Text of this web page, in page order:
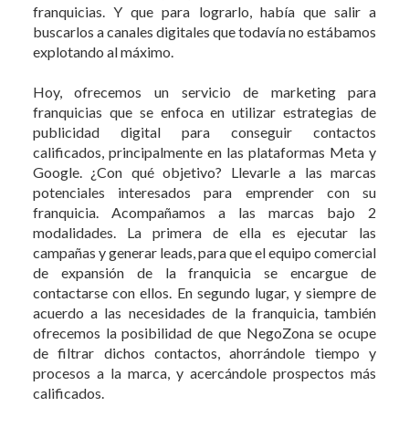
franquicias. Y que para lograrlo, había que salir a
buscarlos a canales digitales que todavía no estábamos
explotando al máximo.
Hoy, ofrecemos un servicio de marketing para
franquicias que se enfoca en utilizar estrategias de
publicidad digital para conseguir contactos
calificados, principalmente en las plataformas Meta y
Google. ¿Con qué objetivo? Llevarle a las marcas
potenciales interesados para emprender con su
franquicia. Acompañamos a las marcas bajo 2
modalidades. La primera de ella es ejecutar las
campañas y generar leads, para que el equipo comercial
de expansión de la franquicia se encargue de
contactarse con ellos. En segundo lugar, y siempre de
acuerdo a las necesidades de la franquicia, también
ofrecemos la posibilidad de que NegoZona se ocupe
de filtrar dichos contactos, ahorrándole tiempo y
procesos a la marca, y acercándole prospectos más
calificados.